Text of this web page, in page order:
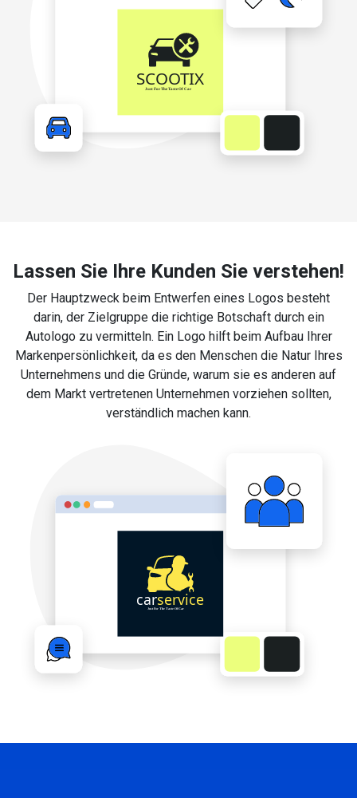
Lassen Sie Ihre Kunden Sie verstehen!
Der Hauptzweck beim Entwerfen eines Logos besteht
darin, der Zielgruppe die richtige Botschaft durch ein
Autologo zu vermitteln. Ein Logo hilft beim Aufbau Ihrer
Markenpersönlichkeit, da es den Menschen die Natur Ihres
Unternehmens und die Gründe, warum sie es anderen auf
dem Markt vertretenen Unternehmen vorziehen sollten,
verständlich machen kann.